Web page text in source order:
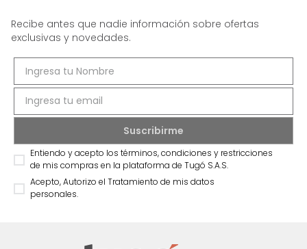
Recibe antes que nadie información sobre ofertas
exclusivas y novedades.
Entiendo y acepto los términos, condiciones y restricciones
de mis compras en la plataforma de Tugó S.A.S.
Acepto, Autorizo el Tratamiento de mis datos
personales.